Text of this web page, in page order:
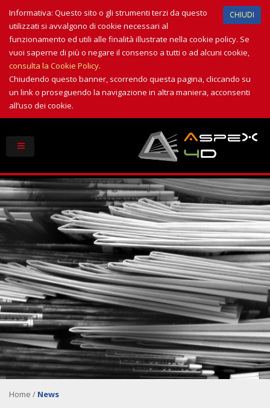
CHIUDI
Informativa: Questo sito o gli strumenti terzi da questo
utilizzati si avvalgono di cookie necessari al
funzionamento ed utili alle finalità illustrate nella cookie policy. Se
vuoi saperne di più o negare il consenso a tutti o ad alcuni cookie,
consulta la Cookie Policy.
Chiudendo questo banner, scorrendo questa pagina, cliccando su
un link o proseguendo la navigazione in altra maniera, acconsenti
all’uso dei cookie.
Home / News